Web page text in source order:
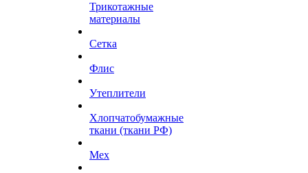
Трикотажные
материалы
Сетка
Флис
Утеплители
Хлопчатобумажные
ткани (ткани РФ)
Мех